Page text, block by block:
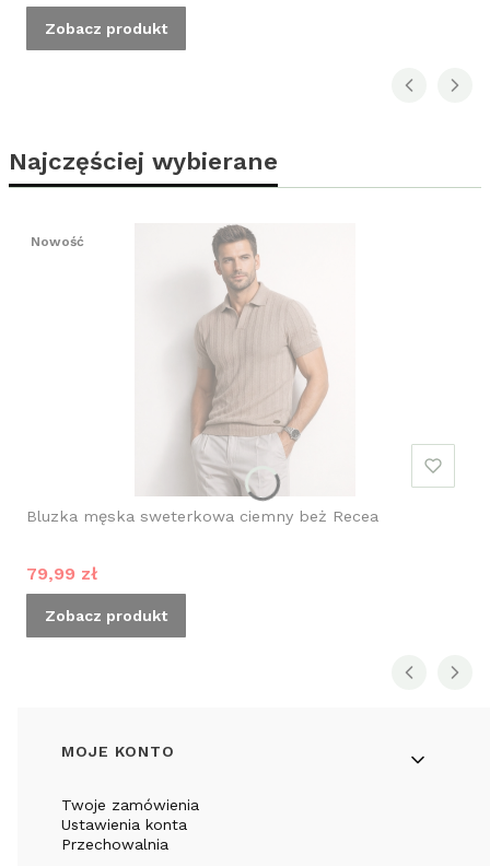
Zobacz produkt
Najczęściej wybierane
Nowość
Bluzka męska sweterkowa ciemny beż Recea
Cena promocyjna
79,99 zł
Zobacz produkt
Linki w stopce
MOJE KONTO
Twoje zamówienia
Ustawienia konta
Przechowalnia